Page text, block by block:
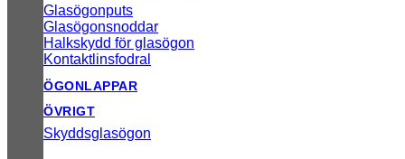
Glasögonputs
Glasögonsnoddar
Halkskydd för glasögon
Kontaktlinsfodral
ÖGONLAPPAR
ÖVRIGT
Skyddsglasögon